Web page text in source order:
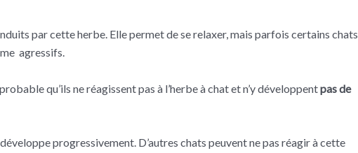
par cette herbe. Elle permet de se relaxer, mais parfois certains chats
agressifs.
probable qu’ils ne réagissent pas à l’herbe à chat et n’y développentpas de
progressivement. D’autres chats peuvent ne pas réagir à cette